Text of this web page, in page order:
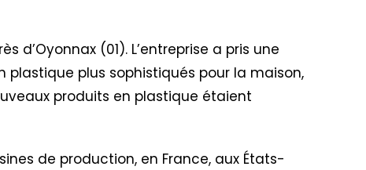
d’Oyonnax (01). L’entreprise a pris une
plastique plus sophistiqués pour la maison,
produits en plastique étaient
de production, en France, aux États-